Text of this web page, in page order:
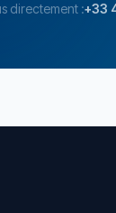
directement :+33